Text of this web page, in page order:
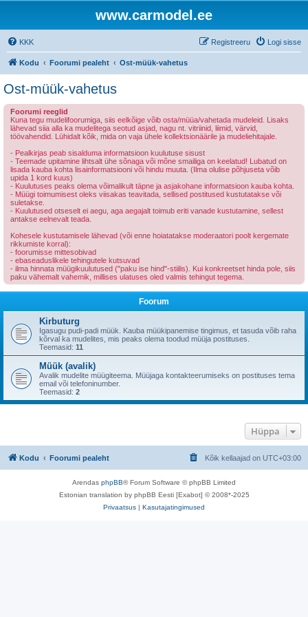
www.carmodel.ee
KKK Logi sisse
Registreeru
Kodu Foorumi pealeht Ost-müük-vahetus
Ost-müük-vahetus
Foorumi reeglid
Kuna tegu mudelifoorumiga, siis eelkõige võib osta/müüa/vahetada mudeleid. Lisaks
lähevad siia alla ka mudelitega seotud asjad, nagu nt. vitriinid, liimid, värvid,
töövahendid. Lühidalt kõik, mida on vaja ühele kollektsionäärile ja mudeliehitajale.
- Pealkirjas peab sisalduma informatsioon kuulutuse sisust
- Teemade upitamine lihtsalt ühe sõnaga või mõne smailiga on keelatud! Lubatud on
lisada kauba kohta lisainformatsiooni või hindu muuta. (Ilma olulise põhjuseta võib
upida 1 kord kuus)
- Kuulutuses peaks olema võimalikult täpne ja asjakohane informatsioon kauba kohta.
- Müügi toimumisest oleks viisakas teavitada, sellised postitused kustutatakse või
suletakse.
- Kuulutused otseselt ei aegu, aga aegajalt toimub eriti vanade kustutamine, sellest
antakse eelnevalt teada.
Kohesele kustutamisele lähevad (või enne hoiatatakse moderaatori poolt kergemate
rikkumiste korral):
- foorumisse mittesobivad
- ebaseaduslikele tehingutele kutsuvad
- ilma hinnata müügikuulutused ("paku ise hind"-stiilis). Kui konkreetset hinda pole, siis
paku vähemalt vahemik, millises ulatuses oled valmis tehingut tegema.
Foorum
Kirbuturg
Igasugu pudi-padi müük. Kauba müükipanemise tingimus, et tasuda võib raha
kõrval ka mudelites, mis peaks olema toodud müüja postituses.
Teemasid: 11
Müük (avalik)
Avalik mudelite müügiteema. Müüjaga kontakteerumiseks on postituses tema
email või telefoninumber.
Teemasid: 2
Hüppa
Kodu Foorumi pealeht Kõik kellaajad on UTC+03:00
Arendas phpBB® Forum Software © phpBB Limited
Estonian translation by phpBB Eesti [Exabot] © 2008*-2025
Privaatsus | Kasutajatingimused